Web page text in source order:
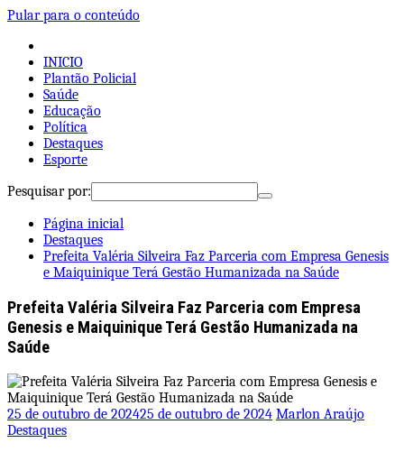
Pular para o conteúdo
INICIO
Plantão Policial
Saúde
Educação
Política
Destaques
Esporte
Pesquisar por:
Página inicial
Destaques
Prefeita Valéria Silveira Faz Parceria com Empresa Genesis
e Maiquinique Terá Gestão Humanizada na Saúde
Prefeita Valéria Silveira Faz Parceria com Empresa
Genesis e Maiquinique Terá Gestão Humanizada na
Saúde
25 de outubro de 202425 de outubro de 2024 Marlon Araújo
Destaques